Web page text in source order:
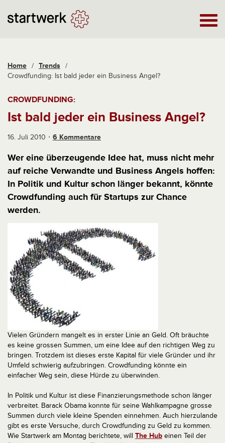
Home / Trends /
Crowdfunding: Ist bald jeder ein Business Angel?
CROWDFUNDING:
Ist bald jeder ein Business Angel?
16. Juli 2010 6 Kommentare
Wer eine überzeugende Idee hat, muss nicht mehr
auf reiche Verwandte und Business Angels hoffen:
In Politik und Kultur schon länger bekannt, könnte
Crowdfunding auch für Startups zur Chance
werden.
Vielen Gründern mangelt es in erster Linie an Geld. Oft bräuchte
es keine grossen Summen, um eine Idee auf den richtigen Weg zu
bringen. Trotzdem ist dieses erste Kapital für viele Gründer und ihr
Umfeld schwierig aufzubringen. Crowdfunding könnte ein
einfacher Weg sein, diese Hürde zu überwinden.
In Politik und Kultur ist diese Finanzierungsmethode schon länger
verbreitet. Barack Obama konnte für seine Wahlkampagne grosse
Summen durch viele kleine Spenden einnehmen. Auch hierzulande
gibt es erste Versuche, durch Crowdfunding zu Geld zu kommen.
Wie Startwerk am Montag berichtete, will The Hub einen Teil der